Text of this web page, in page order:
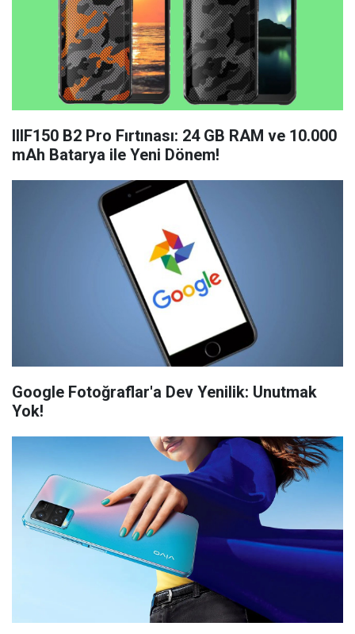
IIIF150 B2 Pro Fırtınası: 24 GB RAM ve 10.000
mAh Batarya ile Yeni Dönem!
Google Fotoğraflar'a Dev Yenilik: Unutmak
Yok!